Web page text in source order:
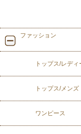
ファッション
トップス/レディ
トップス/メンズ
ワンピース